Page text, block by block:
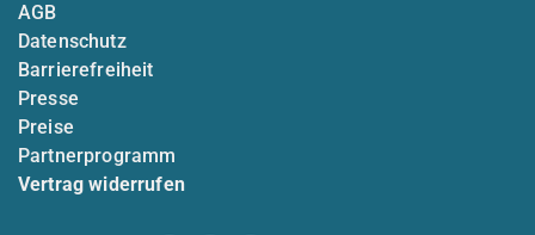
AGB
Datenschutz
Barrierefreiheit
Presse
Preise
Partnerprogramm
Vertrag widerrufen